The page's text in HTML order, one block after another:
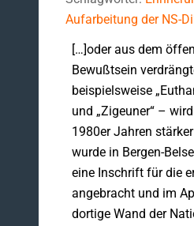
Aufarbeitung der NS-
[…]oder aus dem
Bewußtsein
beispielsweise
und „Zigeuner“ –
1980er Jahren
wurde in Bergen-
eine Inschrift für die
angebracht und im
dortige Wand der